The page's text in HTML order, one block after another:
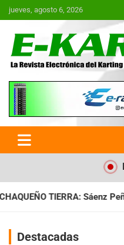
Saltar
al
jueves, agosto 6, 2026
E-Kart.com.ar
Electrónica
Argentina
fue sede de la quinta
Destacadas